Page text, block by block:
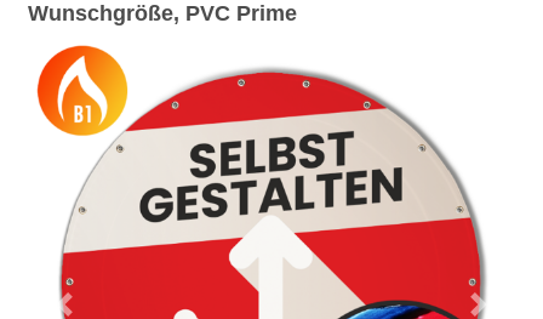
Wunschgröße, PVC Prime